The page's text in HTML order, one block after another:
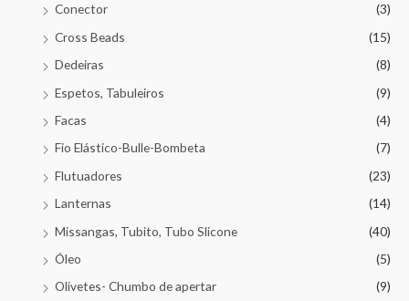
Conector
(3)
Cross Beads
(15)
Dedeiras
(8)
Espetos, Tabuleiros
(9)
Facas
(4)
Fio Elástico-Bulle-Bombeta
(7)
Flutuadores
(23)
Lanternas
(14)
Missangas, Tubito, Tubo Slicone
(40)
Óleo
(5)
Olivetes- Chumbo de apertar
(9)